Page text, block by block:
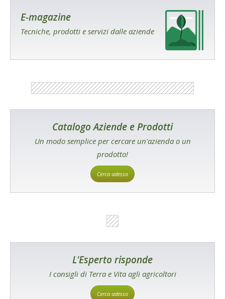
E-magazine
Tecniche, prodotti e servizi dalle aziende
Catalogo Aziende e Prodotti
Un modo semplice per cercare un'azienda o un
prodotto!
Cerca adesso
L'Esperto risponde
I consigli di Terra e Vita agli agricoltori
Cerca adesso